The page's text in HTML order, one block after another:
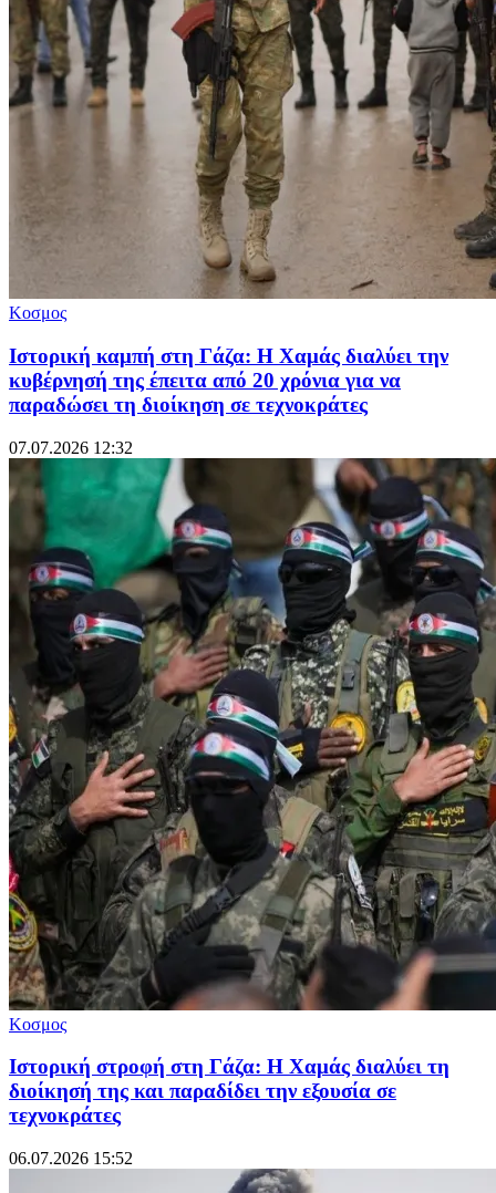
Κοσμος
Ιστορική καμπή στη Γάζα: Η Χαμάς διαλύει την
κυβέρνησή της έπειτα από 20 χρόνια για να
παραδώσει τη διοίκηση σε τεχνοκράτες
07.07.2026 12:32
Κοσμος
Ιστορική στροφή στη Γάζα: Η Χαμάς διαλύει τη
διοίκησή της και παραδίδει την εξουσία σε
τεχνοκράτες
06.07.2026 15:52